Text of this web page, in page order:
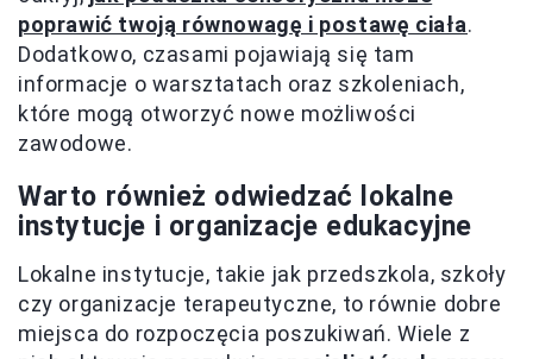
poprawić twoją równowagę i postawę ciała.
Dodatkowo, czasami pojawiają się tam
informacje o warsztatach oraz szkoleniach,
które mogą otworzyć nowe możliwości
zawodowe.
Warto również odwiedzać lokalne
instytucje i organizacje edukacyjne
Lokalne instytucje, takie jak przedszkola, szkoły
czy organizacje terapeutyczne, to równie dobre
miejsca do rozpoczęcia poszukiwań. Wiele z